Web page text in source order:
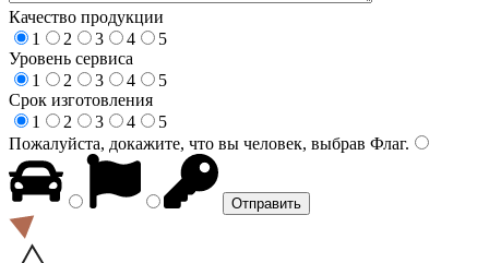
Качество продукции
1
2 3 4
5
Уровень сервиса
1
2 3 4
5
Срок изготовления
1
2 3 4
5
Пожалуйста, докажите, что вы человек, выбрав Флаг.